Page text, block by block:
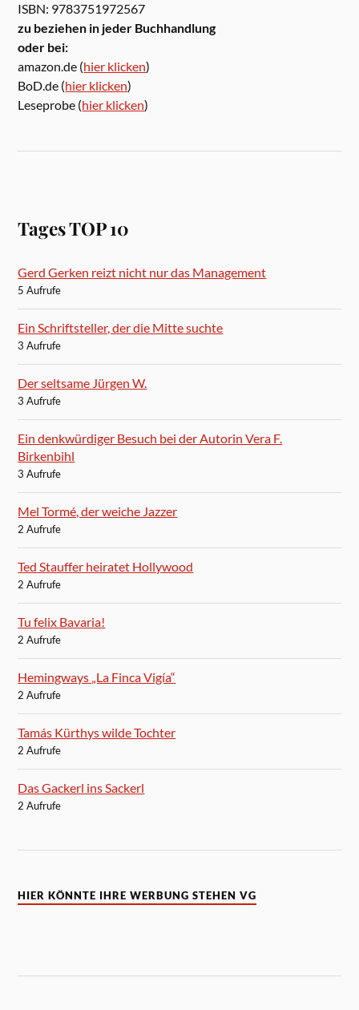
ISBN: 9783751972567
zu beziehen in jeder Buchhandlung
oder bei:
amazon.de (hier klicken)
BoD.de (hier klicken)
Leseprobe (hier klicken)
Tages TOP 10
Gerd Gerken reizt nicht nur das Management
5 Aufrufe
Ein Schriftsteller, der die Mitte suchte
3 Aufrufe
Der seltsame Jürgen W.
3 Aufrufe
Ein denkwürdiger Besuch bei der Autorin Vera F.
Birkenbihl
3 Aufrufe
Mel Tormé, der weiche Jazzer
2 Aufrufe
Ted Stauffer heiratet Hollywood
2 Aufrufe
Tu felix Bavaria!
2 Aufrufe
Hemingways „La Finca Vigía“
2 Aufrufe
Tamás Kürthys wilde Tochter
2 Aufrufe
Das Gackerl ins Sackerl
2 Aufrufe
HIER KÖNNTE IHRE WERBUNG STEHEN VG